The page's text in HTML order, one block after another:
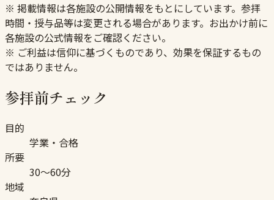
※ 掲載情報は各施設の公開情報をもとにしています。参拝
時間・授与品等は変更される場合があります。お出かけ前に
各施設の公式情報をご確認ください。
※ ご利益は信仰に基づくものであり、効果を保証するもの
ではありません。
参拝前チェック
目的
学業・合格
所要
30〜60分
地域